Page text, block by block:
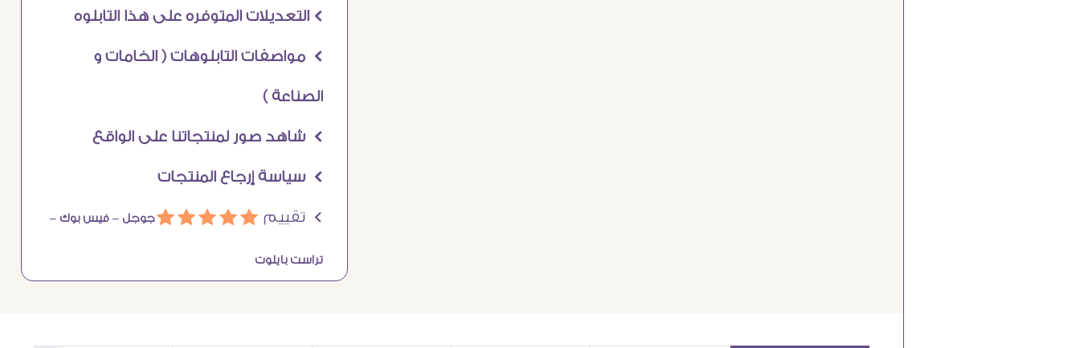
Ö التعديلات المتوفره على هذا التابلوه
Ö مواصفات التابلوهات ( الخامات و
الصناعة )
Ö شاهد صور لمنتجاتنا على الواقع
Ö سياسة إرجاع المنتجات
Ö تقييم áááááجوجل – فيس بوك –
تراست بايلوت